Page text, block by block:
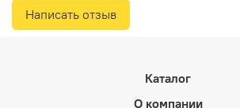
Написать отзыв
Каталог
О компании